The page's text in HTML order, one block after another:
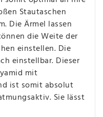
Stautaschen
Die Ärmel lassen
die Weite der
einstellen. Die
einstellbar. Dieser
mit
ist somit absolut
Sie lässt